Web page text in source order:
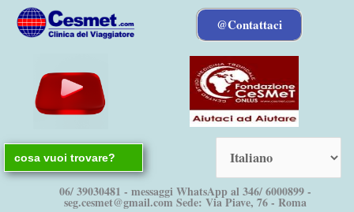
@Contattaci
Search
for:
06/ 39030481 - messaggi WhatsApp al 346/ 6000899 -
seg.cesmet@gmail.com Sede: Via Piave, 76 - Roma